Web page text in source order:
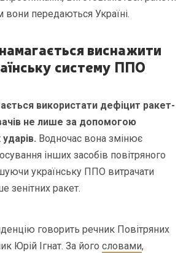
вони передаються Україні.
виснажити
систему ППО
використати дефіцит ракет-
не лише за допомогою
Водночас вона змінює
інших засобів повітряного
українську ППО витрачати
зенітних ракет.
говорить речник Повітряних
Юрій Ігнат. За йогословами,